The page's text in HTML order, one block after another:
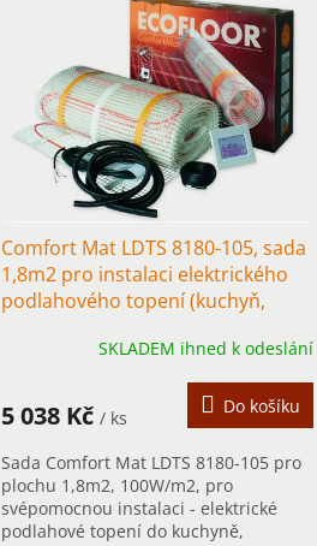
ů
Comfort Mat LDTS 8180-105, sada
1,8m2 pro instalaci elektrického
podlahového topení (kuchyň,
SKLADEM ihned k odeslání
5 038 Kč / ks
Do košíku
Sada Comfort Mat LDTS 8180-105 pro
plochu 1,8m2, 100W/m2, pro
svépomocnou instalaci - elektrické
podlahové topení do kuchyně,